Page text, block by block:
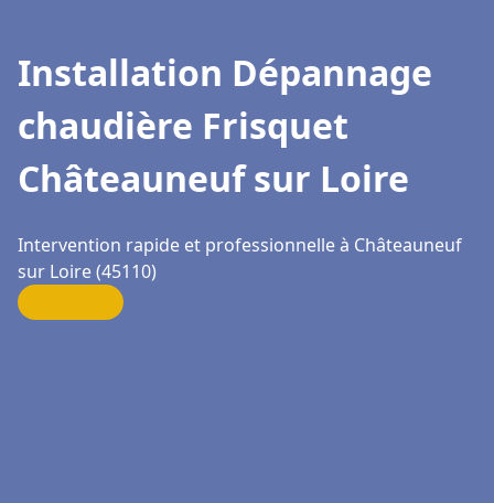
Installation Dépannage
chaudière Frisquet
Châteauneuf sur Loire
Intervention rapide et professionnelle à Châteauneuf
sur Loire (45110)